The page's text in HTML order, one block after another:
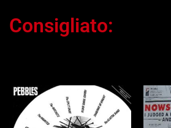
Consigliato: